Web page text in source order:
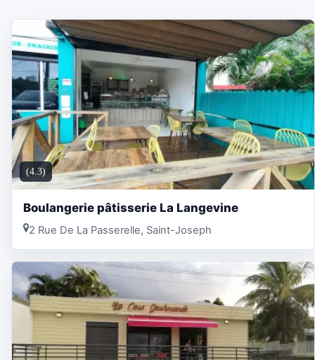
(4.3)
Boulangerie pâtisserie La Langevine
2 Rue De La Passerelle, Saint-Joseph